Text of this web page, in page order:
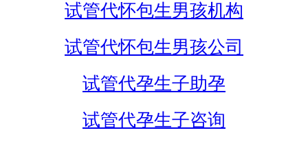
试管代怀包生男孩机构
试管代怀包生男孩公司
试管代孕生子助孕
试管代孕生子咨询